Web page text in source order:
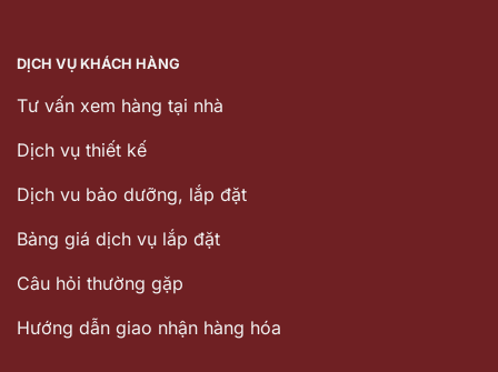
DỊCH VỤ KHÁCH HÀNG
Tư vấn xem hàng tại nhà
Dịch vụ thiết kế
Dịch vu bảo dưỡng, lắp đặt
Bảng giá dịch vụ lắp đặt
Câu hỏi thường gặp
Hướng dẫn giao nhận hàng hóa